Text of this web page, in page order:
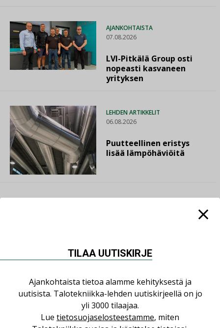
AJANKOHTAISTA
07.08.2026
LVI-Pitkälä Group osti
nopeasti kasvaneen
yrityksen
LEHDEN ARTIKKELIT
06.08.2026
Puutteellinen eristys
lisää lämpöhäviöitä
Viikko Kuukausi
Datakeskusurakointi on tekniikkalaji
LEHDEN ARTIKKELIT
Jarno Hacklin Cervin yrityskaupasta:
TILAA UUTISKIRJE
Ajankohtaista tietoa alamme kehityksestä ja
uutisista. Talotekniikka-lehden uutiskirjeellä on jo
yli 3000 tilaajaa.
Lue tietosuojaselosteestamme, miten